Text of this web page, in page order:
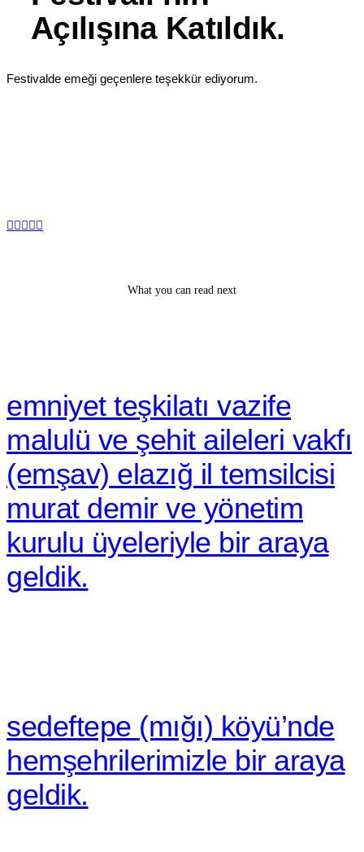
Açılışına Katıldık.
Festivalde emeği geçenlere teşekkür ediyorum.
What you can read next
emniyet teşkilatı vazife
malulü ve şehit aileleri vakfı
(emşav) elazığ i̇l temsilcisi
murat demir ve yönetim
kurulu üyeleriyle bir araya
geldik.
sedeftepe (mığı) köyü’nde
hemşehrilerimizle bir araya
geldik.